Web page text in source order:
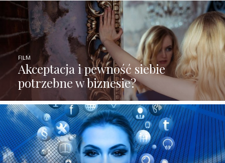
Akceptacja i pewność siebie
potrzebne w biznesie?
FILM